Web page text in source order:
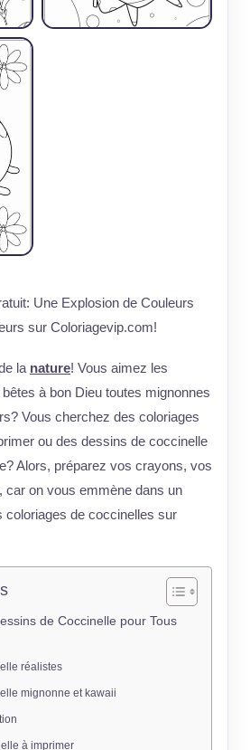
Une Explosion de Couleurs
sur Coloriagevip.com!
la nature! Vous aimez les
à bon Dieu toutes mignonnes
Vous cherchez des coloriages
ou des dessins de coccinelle
Alors, préparez vos crayons, vos
car on vous emmène dans un
coloriages de coccinelles sur
de Coccinelle pour Tous
réalistes
mignonne et kawaii
à imprimer